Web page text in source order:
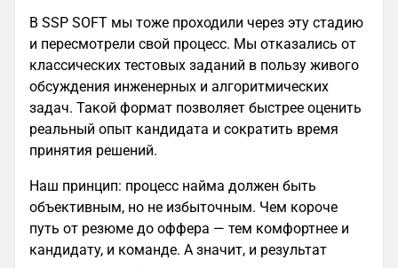
В SSP SOFT мы тоже проходили через эту стадию
и пересмотрели свой процесс. Мы отказались от
классических тестовых заданий в пользу живого
обсуждения инженерных и алгоритмических
задач. Такой формат позволяет быстрее оценить
реальный опыт кандидата и сократить время
принятия решений.
Наш принцип: процесс найма должен быть
объективным, но не избыточным. Чем короче
путь от резюме до оффера — тем комфортнее и
кандидату, и команде. А значит, и результат